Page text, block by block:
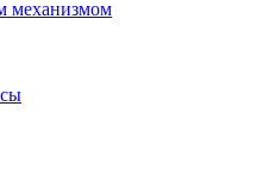
механизмом